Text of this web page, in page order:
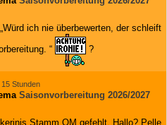
ich nie überbewerten, der schleift
“ ?
15 Stunden
Saisonvorbereitung 2026/2027
Stamm OM gefehlt. Hallo? Pelle